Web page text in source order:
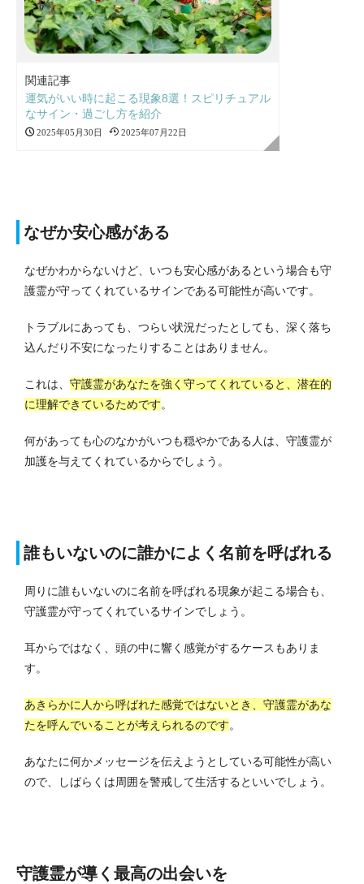
関連記事
運気がいい時に起こる現象8選！スピリチュアル
なサイン・過ごし方を紹介
2025年05月30日 2025年07月22日
なぜか安心感がある
なぜかわからないけど、いつも安心感があるという場合も守
護霊が守ってくれているサインである可能性が高いです。
トラブルにあっても、つらい状況だったとしても、深く落ち
込んだり不安になったりすることはありません。
これは、 守護霊があなたを強く守ってくれていると、潜在的
に理解できているためです。
何があっても心のなかがいつも穏やかである人は、守護霊が
加護を与えてくれているからでしょう。
誰もいないのに誰かによく名前を呼ばれる
周りに誰もいないのに名前を呼ばれる現象が起こる場合も、
守護霊が守ってくれているサインでしょう。
耳からではなく、頭の中に響く感覚がするケースもありま
す。
あきらかに人から呼ばれた感覚ではないとき、守護霊があな
たを呼んでいることが考えられるのです。
あなたに何かメッセージを伝えようとしている可能性が高い
ので、しばらくは周囲を警戒して生活するといいでしょう。
守護霊が導く最高の出会いを